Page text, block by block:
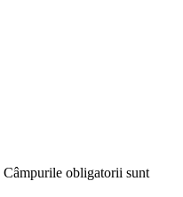
Câmpurile obligatorii sunt